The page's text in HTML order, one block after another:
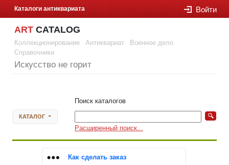
Войти
Каталоги антиквариата
ART CATALOG
Коллекционирование Антиквариат
Военное дело
Справочники
Искусство не горит
КАТАЛОГ
Поиск каталогов
Расширенный поиск...
Как сделать заказ